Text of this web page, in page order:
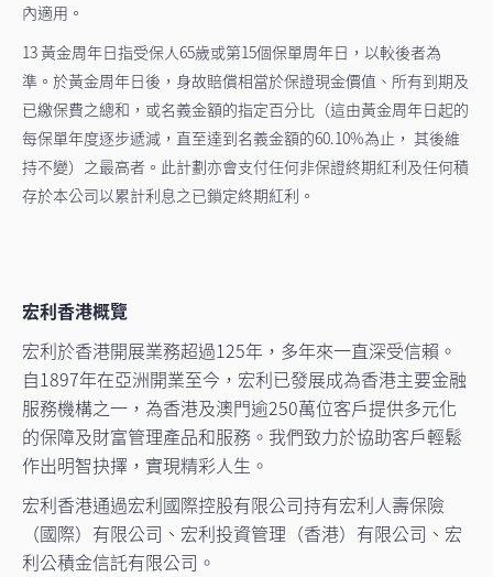
內適用。
13 黃金周年日指受保人65歲或第15個保單周年日，以較後者為
準。於黃金周年日後，身故賠償相當於保證現金價值、所有到期及
已繳保費之總和，或名義金額的指定百分比（這由黃金周年日起的
每保單年度逐步遞減，直至達到名義金額的60.10%為止， 其後維
持不變）之最高者。此計劃亦會支付任何非保證終期紅利及任何積
存於本公司以累計利息之已鎖定終期紅利。
宏利香港概覽
宏利於香港開展業務超過125年，多年來一直深受信賴。
自1897年在亞洲開業至今，宏利已發展成為香港主要金融
服務機構之一，為香港及澳門逾250萬位客戶提供多元化
的保障及財富管理產品和服務。我們致力於協助客戶輕鬆
作出明智抉擇，實現精彩人生。
宏利香港通過宏利國際控股有限公司持有宏利人壽保險
（國際）有限公司、宏利投資管理（香港）有限公司、宏
利公積金信託有限公司。